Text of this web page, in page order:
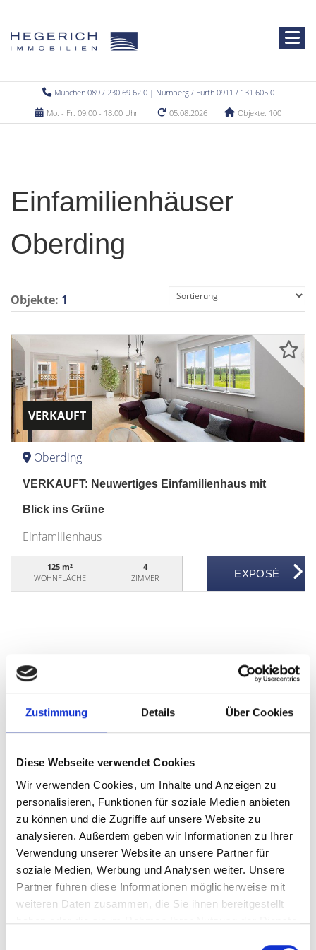
Zustimmung Details Über Cookies
Diese Webseite verwendet Cookies
Wir verwenden Cookies, um Inhalte und Anzeigen zu
personalisieren, Funktionen für soziale Medien anbieten
zu können und die Zugriffe auf unsere Website zu
analysieren. Außerdem geben wir Informationen zu Ihrer
Verwendung unserer Website an unsere Partner für
soziale Medien, Werbung und Analysen weiter. Unsere
Partner führen diese Informationen möglicherweise mit
weiteren Daten zusammen, die Sie ihnen bereitgestellt
haben oder die sie im Rahmen Ihrer Nutzung der Dienste
München 089 / 230 69 62 0 | Nürnberg / Fürth 0911 / 131 605 0
Mo. - Fr. 09.00 - 18.00 Uhr
05.08.2026 Objekte: 100
Einfamilienhäuser
Oberding
Objekte: 1
VERKAUFT
Oberding
VERKAUFT: Neuwertiges Einfamilienhaus mit
Blick ins Grüne
Einfamilienhaus
125 m²
WOHNFLÄCHE
4
ZIMMER
Höhenkirchen-Siegertsbrunn
Illesheim Planegg
Gilching
Schwarzenbruck Krailling Zirndorf München-Lerchenau
Ammerndorf
Cadolzburg Poing Burgthann
Ingolstadt
Putzbrunn Freystadt Nürnberg Gräfelfing
Garching
Sauerlach / Grafing
Taufkirchen Gauting
Fürth
München / Milbertshofen-Am Hart
München
Immobilienverkauf München Makler Nürnberg
Wohnungverkauf Fürth weitere Orte
Einfamilienhäuser Häuser Einfamilienhaus Haus
Immobilie
Hauskauf Immo Immobilien Immobilienkauf